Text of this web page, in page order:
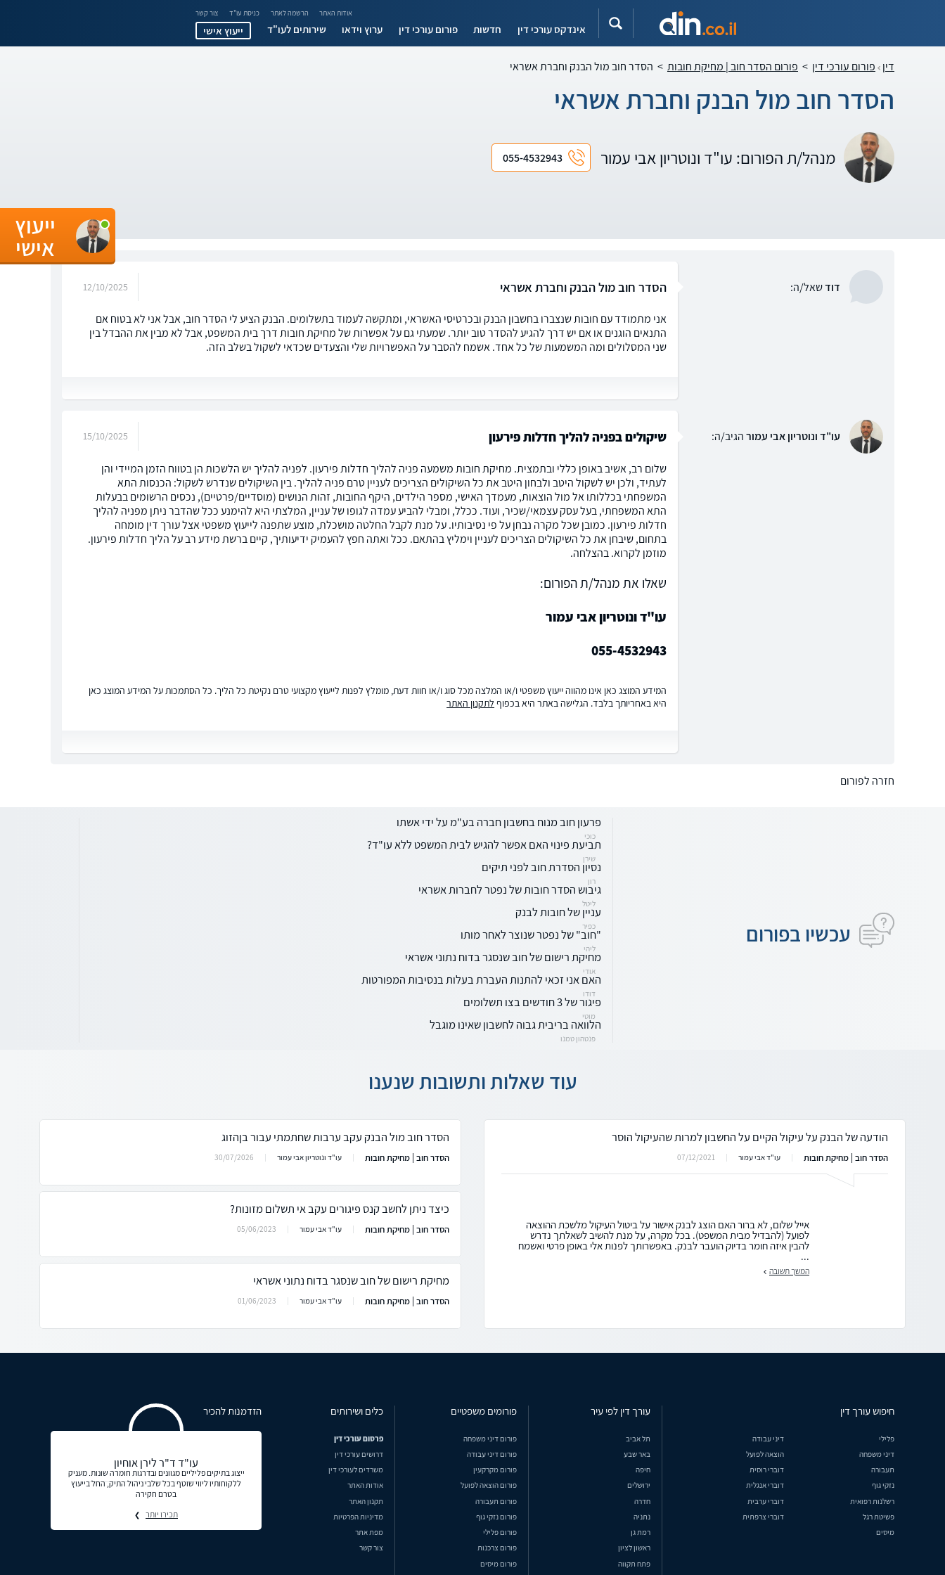
אודות האתר הרשמה לאתר כניסת עו"ד צור קשר
אינדקס עורכי דין חדשות פורום עורכי דין ערוץ וידאו שירותים לעו"ד ייעוץ אישי
דין פורום עורכי דין > פורום הסדר חוב | מחיקת חובות > הסדר חוב מול הבנק וחברת אשראי
הסדר חוב מול הבנק וחברת אשראי
מנהל/ת הפורום: עו"ד ונוטריון אבי עמור 055-4532943
דודשאל/ה: הסדר חוב מול הבנק וחברת אשראי 12/10/2025
אני מתמודד עם חובות שנצברו בחשבון הבנק ובכרטיסי האשראי, ומתקשה לעמוד בתשלומים. הבנק הציע לי הסדר חוב, אבל אני לא בטוח אם
התנאים הוגנים או אם יש דרך להגיע להסדר טוב יותר. שמעתי גם על אפשרות של מחיקת חובות דרך בית המשפט, אבל לא מבין את ההבדל בין
שני המסלולים ומה המשמעות של כל אחד. אשמח להסבר על האפשרויות שלי והצעדים שכדאי לשקול בשלב הזה.
עו"ד ונוטריון אבי עמורהגיב/ה: שיקולים בפניה להליך חדלות פירעון 15/10/2025
שלום רב, אשיב באופן כללי ובתמצית. מחיקת חובות משמעה פניה להליך חדלות פירעון. לפניה להליך יש הלשכות הן בטווח הזמן המיידי והן
לעתיד, ולכן יש לשקול היטב ולבחון היטב את כל השיקולים הצריכים לעניין טרם פניה להליך. בין השיקולים שנדרש לשקול: הכנסות התא
המשפחתי בכללותו אל מול הוצאות, מעמדך האישי, מספר הילדים, היקף החובות, זהות הנושים (מוסדיים/פרטיים), נכסים הרשומים בבעלות
התא המשפחתי, בעל עסק עצמאי/שכיר, ועוד. ככלל, ומבלי להביע עמדה לגופו של עניין, המלצתי היא להימנע ככל שהדבר ניתן מפניה להליך
חדלות פירעון. כמובן שכל מקרה נבחן על פי נסיבותיו. על מנת לקבל החלטה מושכלת, מוצע שתפנה לייעוץ משפטי אצל עורך דין מומחה
בתחום, שיבחן את כל השיקולים הצריכים לעניין וימליץ בהתאם. ככל ואתה חפץ להעמיק ידיעותיך, קיים ברשת מידע רב על הליך חדלות פירעון.
מוזמן לקרוא. בהצלחה.
שאלו את מנהל/ת הפורום:
עו"ד ונוטריון אבי עמור
055-4532943
המידע המוצג כאן אינו מהווה ייעוץ משפטי ו/או המלצה מכל סוג ו/או חוות דעת, מומלץ לפנות לייעוץ מקצועי טרם נקיטת כל הליך. כל הסתמכות על המידע המוצג כאן
היא באחריותך בלבד. הגלישה באתר היא בכפוף לתקנון האתר
חזרה לפורום
עכשיו בפורום
פרעון חוב מנוח בחשבון חברה בע"מ על ידי אשתו
כוכי
תביעת פינוי האם אפשר להגיש לבית המשפט ללא עו"ד?
שירן
נסיון הסדרת חוב לפני תיקים
רון
גיבוש הסדר חובות של נפטר לחברות אשראי
ליטל
עניין של חובות לבנק
כפיר
"חוב" של נפטר שנוצר לאחר מותו
ליהי
מחיקת רישום של חוב שנסגר בדוח נתוני אשראי
אודי
האם אני זכאי להתנות העברת בעלות בנסיבות המפורטות
דודו
פיגור של 3 חודשים בצו תשלומים
מוטי
הלוואה בריבית גבוה לחשבון שאינו מוגבל
פנטהון טמנו
עוד שאלות ותשובות שנענו
הודעה של הבנק על עיקול הקיים על החשבון למרות שהעיקול הוסר
הסדר חוב | מחיקת חובות עו"ד אבי עמור 07/12/2021
אייל שלום, לא ברור האם הוצג לבנק אישור על ביטול העיקול מלשכת ההוצאה
לפועל (להבדיל מבית המשפט). בכל מקרה, על מנת להשיב לשאלתך נדרש
להבין איזה חומר בדיוק הועבר לבנק. באפשרותך לפנות אלי באופן פרטי ואשמח
...
המשך תשובה
הסדר חוב מול הבנק עקב ערבות שחתמתי עבור בןהזוג
הסדר חוב | מחיקת חובות עו"ד ונוטריון אבי עמור 30/07/2026
כיצד ניתן לחשב קנס פיגורים עקב אי תשלום מזונות?
הסדר חוב | מחיקת חובות עו"ד אבי עמור 05/06/2023
מחיקת רישום של חוב שנסגר בדוח נתוני אשראי
הסדר חוב | מחיקת חובות עו"ד אבי עמור 01/06/2023
ייעוץ
אישי
חיפוש עורך דין
פלילי
דיני עבודה
דיני משפחה
הוצאה לפועל
תעבורה
דוברי רוסית
נזקי גוף
דוברי אנגלית
רשלנות רפואית
דוברי ערבית
פשיטת רגל
דוברי צרפתית
מיסים
עורך דין לפי עיר
תל אביב
באר שבע
חיפה
ירושלים
חדרה
נתניה
רמת גן
ראשון לציון
פתח תקווה
פורומים משפטיים
פורום דיני משפחה
פורום דיני עבודה
פורום מקרקעין
פורום הוצאה לפועל
פורום תעבורה
פורום נזקי גוף
פורום פלילי
פורום צרכנות
פורום מיסים
כלים ושירותים
פרסום עורכי דין
דרושים עורכי דין
משרדים לעורכי דין
אודות האתר
תקנון האתר
מדיניות הפרטיות
מפת אתר
צור קשר
הזדמנות להכיר
עו"ד ד"ר לירן אוחיון
ייצוג בתיקים פליליים מגוונים ובדרגות חומרה שונות. מעניק
ללקוחותיו ליווי שוטף בכל שלבי ניהול התיק, החל בייעוץ
בטרם חקירה
תכירו יותר